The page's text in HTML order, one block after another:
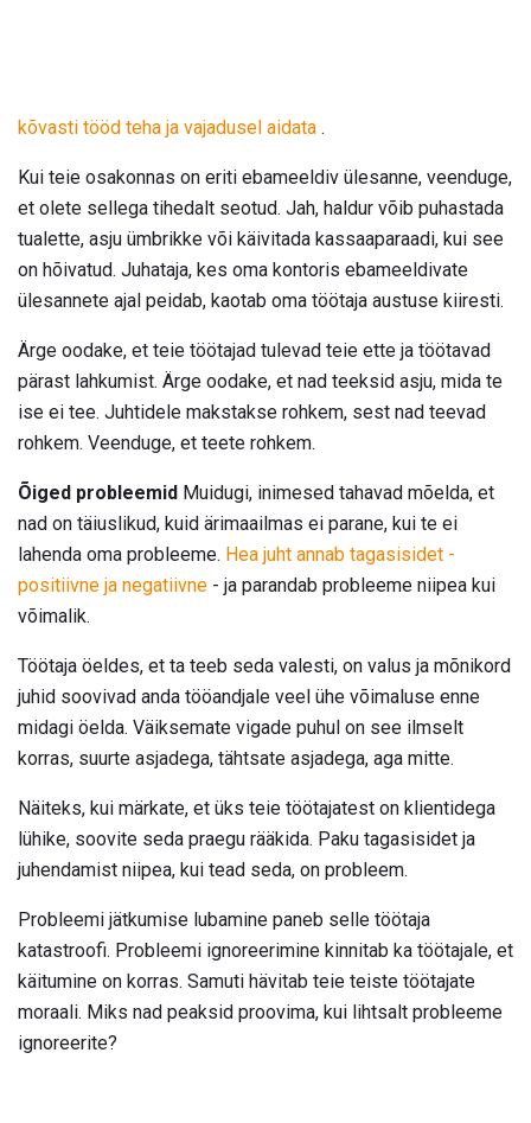
kõvasti tööd teha ja vajadusel aidata .
Kui teie osakonnas on eriti ebameeldiv ülesanne, veenduge,
et olete sellega tihedalt seotud. Jah, haldur võib puhastada
tualette, asju ümbrikke või käivitada kassaaparaadi, kui see
on hõivatud. Juhataja, kes oma kontoris ebameeldivate
ülesannete ajal peidab, kaotab oma töötaja austuse kiiresti.
Ärge oodake, et teie töötajad tulevad teie ette ja töötavad
pärast lahkumist. Ärge oodake, et nad teeksid asju, mida te
ise ei tee. Juhtidele makstakse rohkem, sest nad teevad
rohkem. Veenduge, et teete rohkem.
Õiged probleemid Muidugi, inimesed tahavad mõelda, et
nad on täiuslikud, kuid ärimaailmas ei parane, kui te ei
lahenda oma probleeme. Hea juht annab tagasisidet -
positiivne ja negatiivne - ja parandab probleeme niipea kui
võimalik.
Töötaja öeldes, et ta teeb seda valesti, on valus ja mõnikord
juhid soovivad anda tööandjale veel ühe võimaluse enne
midagi öelda. Väiksemate vigade puhul on see ilmselt
korras, suurte asjadega, tähtsate asjadega, aga mitte.
Näiteks, kui märkate, et üks teie töötajatest on klientidega
lühike, soovite seda praegu rääkida. Paku tagasisidet ja
juhendamist niipea, kui tead seda, on probleem.
Probleemi jätkumise lubamine paneb selle töötaja
katastroofi. Probleemi ignoreerimine kinnitab ka töötajale, et
käitumine on korras. Samuti hävitab teie teiste töötajate
moraali. Miks nad peaksid proovima, kui lihtsalt probleeme
ignoreerite?